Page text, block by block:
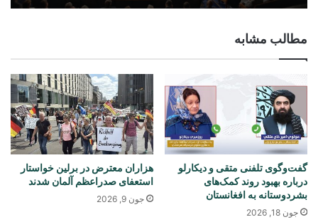
مطالب مشابه
گفت‌وگوی تلفنی متقی و دیکارلو
درباره بهبود روند کمک‌های
بشردوستانه به افغانستان
جون 18, 2026
هزاران معترض در برلین خواستار
استعفای صدراعظم آلمان شدند
جون 9, 2026